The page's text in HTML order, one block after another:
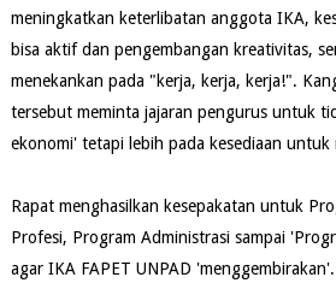
meningkatkan keterlibatan anggota IKA,
bisa aktif dan pengembangan kreativitas,
menekankan pada "kerja, kerja, kerja!".
tersebut meminta jajaran pengurus untuk
ekonomi' tetapi lebih pada kesediaan untuk
Rapat menghasilkan kesepakatan untuk
Profesi, Program Administrasi sampai
agar IKA FAPET UNPAD